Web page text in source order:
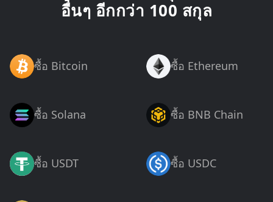
อื่นๆ อีกกว่า 100 สกุล
ซื้อ Bitcoin ซื้อ Ethereum
ซื้อ Solana ซื้อ BNB Chain
ซื้อ USDT ซื้อ USDC